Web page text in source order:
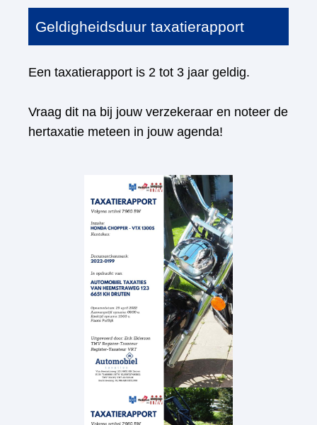
Geldigheidsduur taxatierapport
Een taxatierapport is 2 tot 3 jaar geldig.
Vraag dit na bij jouw verzekeraar en noteer de
hertaxatie meteen in jouw agenda!